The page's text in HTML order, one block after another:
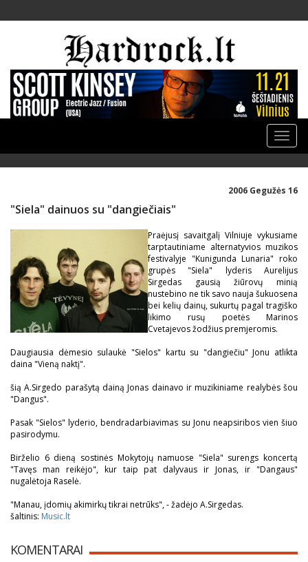
Toggle
2006 Gegužės 16
"Siela" dainuos su "dangiečiais"
Praėjusį savaitgalį Vilniuje vykusiame
tarptautiniame alternatyvios muzikos
festivalyje "Kunigunda Lunaria" roko
grupės "Siela" lyderis Aurelijus
Sirgedas gausią žiūrovų minią
nustebino ne tik savo nauja šukuosena
bei kelių dainų, sukurtų pagal tragiško
likimo rusų poetės Marinos
Cvetajevos žodžius premjeromis.
Daugiausia dėmesio sulaukė "Sielos" kartu su "dangiečiu" Jonu atlikta
daina "Vieną naktį".
šią A.Sirgedo parašytą dainą Jonas dainavo ir muzikiniame realybės šou
"Dangus".
Pasak "Sielos" lyderio, bendradarbiavimas su Jonu neapsiribos vien šiuo
pasirodymu.
Birželio 6 dieną sostinės Mokytojų namuose "Siela" surengs koncertą
"Tavęs man reikėjo", kur taip pat dalyvaus ir Jonas, ir "Dangaus"
nugalėtoja Raselė.
"Manau, įdomių akimirkų tikrai netrūks", - žadėjo A.Sirgedas.
šaltinis: Music.lt
KOMENTARAI